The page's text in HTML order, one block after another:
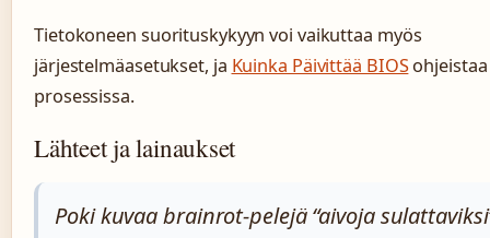
Tietokoneen suorituskykyyn voi vaikuttaa myös
järjestelmäasetukset, ja Kuinka Päivittää BIOSohjeistaa
prosessissa.
Lähteet ja lainaukset
Poki kuvaa brainrot-pelejä “aivoja